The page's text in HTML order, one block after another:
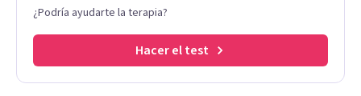
¿Podría ayudarte la terapia?
Hacer el test